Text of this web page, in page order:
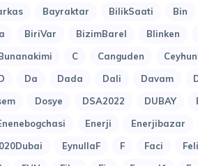
Bayraktar BilikSaati
Bin
BiriVar BizimBarel Blinken
C Canguden
Da Dada Dali Davam
Dosye DSA2022 DUBAY
Enerji Enerjibazar
EynullaF F Faci